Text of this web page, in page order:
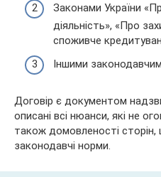
Законами України
діяльність», «Про
споживче
Іншими
Договір є документом
описані всі нюанси, які не
також домовленості
законодавчі норми.